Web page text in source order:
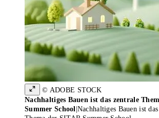
© ADOBE STOCK
Nachhaltiges Bauen ist das zentrale
Summer School Nachhaltiges Bauen ist